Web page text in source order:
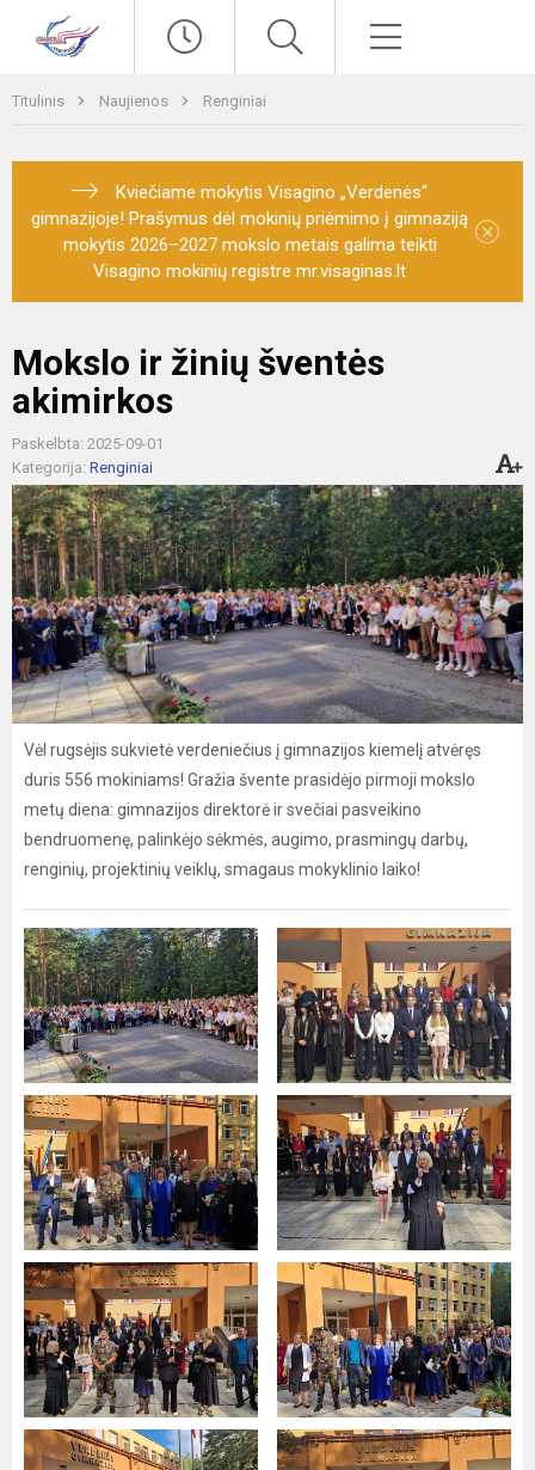
Titulinis Naujienos Renginiai
Kviečiame mokytis Visagino „Verdenės“
gimnazijoje! Prašymus dėl mokinių priėmimo į gimnaziją
mokytis 2026–2027 mokslo metais galima teikti
Visagino mokinių registre mr.visaginas.lt
×
Mokslo ir žinių šventės
akimirkos
Paskelbta: 2025-09-01
Kategorija: Renginiai
Vėl rugsėjis sukvietė verdeniečius į gimnazijos kiemelį atvėręs
duris 556 mokiniams! Gražia švente prasidėjo pirmoji mokslo
metų diena: gimnazijos direktorė ir svečiai pasveikino
bendruomenę, palinkėjo sėkmės, augimo, prasmingų darbų,
renginių, projektinių veiklų, smagaus mokyklinio laiko!